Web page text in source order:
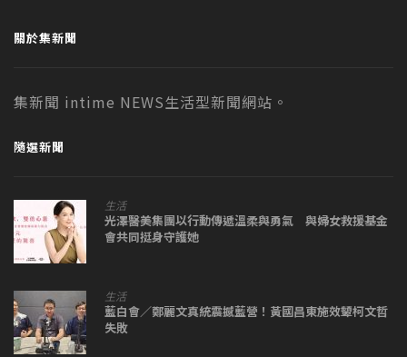
關於集新聞
集新聞 intime NEWS生活型新聞網站。
隨選新聞
生活
光澤醫美集團以行動傳遞溫柔與勇氣 與婦女救援基金
會共同挺身守護她
生活
藍白會／鄭麗文真統震撼藍營！黃國昌東施效顰柯文哲
失敗